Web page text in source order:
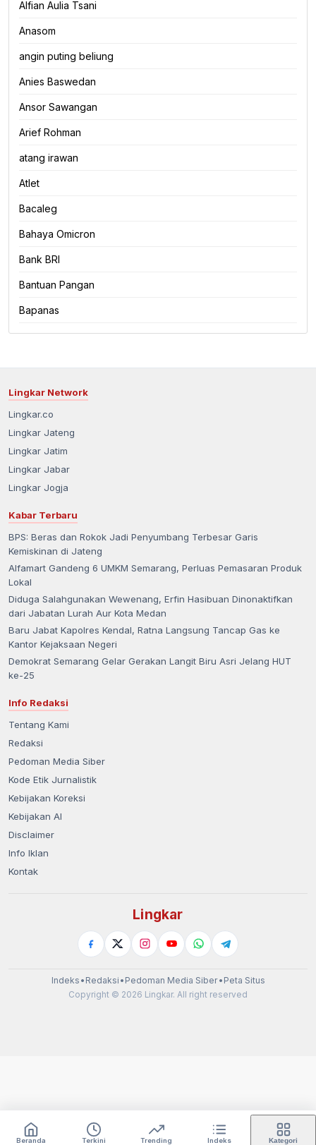
Beranda Terkini Trending Indeks Kategori
Alfian Aulia Tsani
Anasom
angin puting beliung
Anies Baswedan
Ansor Sawangan
Arief Rohman
atang irawan
Atlet
Bacaleg
Bahaya Omicron
Bank BRI
Bantuan Pangan
Bapanas
Lingkar Network
Lingkar.co
Lingkar Jateng
Lingkar Jatim
Lingkar Jabar
Lingkar Jogja
Kabar Terbaru
BPS: Beras dan Rokok Jadi Penyumbang Terbesar Garis
Kemiskinan di Jateng
Alfamart Gandeng 6 UMKM Semarang, Perluas Pemasaran Produk
Lokal
Diduga Salahgunakan Wewenang, Erfin Hasibuan Dinonaktifkan
dari Jabatan Lurah Aur Kota Medan
Baru Jabat Kapolres Kendal, Ratna Langsung Tancap Gas ke
Kantor Kejaksaan Negeri
Demokrat Semarang Gelar Gerakan Langit Biru Asri Jelang HUT
ke-25
Info Redaksi
Tentang Kami
Redaksi
Pedoman Media Siber
Kode Etik Jurnalistik
Kebijakan Koreksi
Kebijakan AI
Disclaimer
Info Iklan
Kontak
Lingkar
Indeks • Redaksi • Pedoman Media Siber• Peta Situs
Copyright © 2026 Lingkar. All right reserved